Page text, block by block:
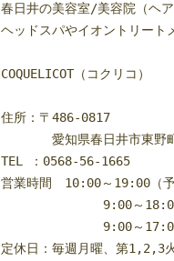
春日井の美容室/美容院（ヘア
ヘッドスパやイオントリート
COQUELICOT（コクリコ）
住所：〒486-0817
愛知県春日井市東野
TEL ：0568-56-1665
営業時間 10:00～19:00（予
9:00～18:00（カ
9:00～17:00（パー
定休日：毎週月曜、第1,2,3